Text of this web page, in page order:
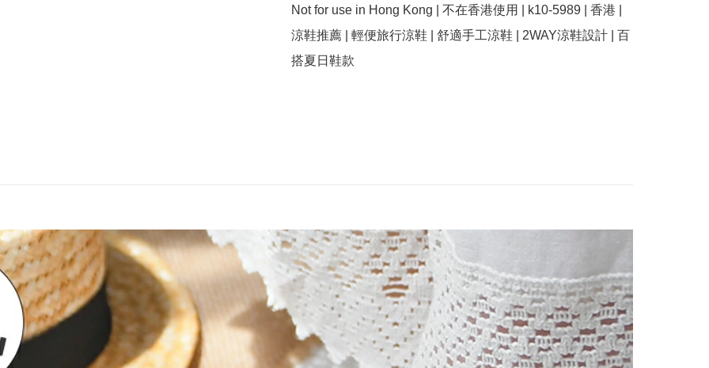
Not for use in Hong Kong | 不在香港使用 | k10-5989 | 香港 |
涼鞋推薦 | 輕便旅行涼鞋 | 舒適手工涼鞋 | 2WAY涼鞋設計 | 百
搭夏日鞋款